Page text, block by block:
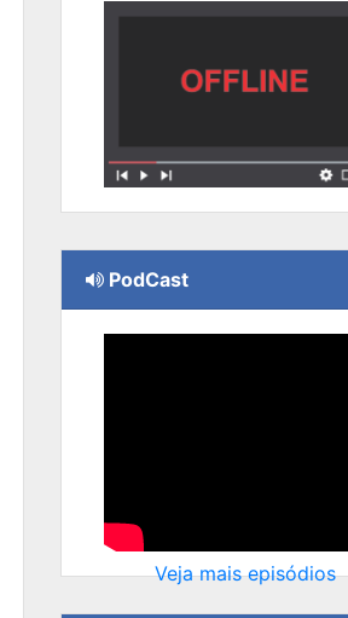
PodCast
Veja mais episódios